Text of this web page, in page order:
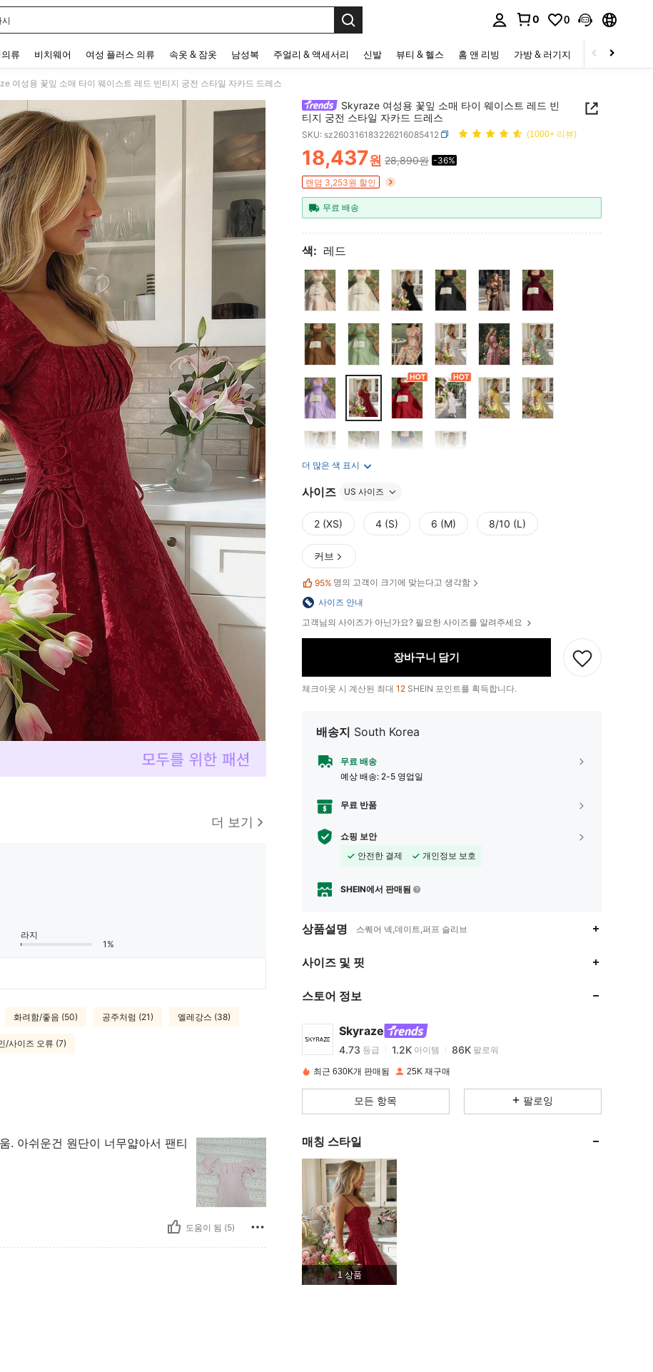
시
0 0
류 비치웨어 여성 플러스 의류 속옷 & 잠옷 남성복 주얼리 & 액세서리 신발 뷰티 & 헬스 홈 앤 리빙 가방 & 러기지 스포츠 & 아웃
여성용 꽃잎 소매 타이 웨이스트 레드 빈티지 궁전 스타일 자카드 드레스
더 보기
라지
1%
화려함/좋음 (50) 공주처럼 (21) 엘레강스 (38)
/사이즈 오류 (7)
. 아쉬운건 원단이 너무얇아서 팬티
도움이 됨 (5)
Skyraze 여성용 꽃잎 소매 타이 웨이스트 레드 빈
티지 궁전 스타일 자카드 드레스
SKU: sz260316183226216085412 (1000+ 리뷰)
PRICE AND AVAILABILITY
18,437원 28,890원 -36%
랜덤 3,253원 할인
무료 배송
색: 레드
더 많은 색 표시
사이즈 US 사이즈
2 (XS) 4 (S) 6 (M) 8/10 (L)
커브
95% 명의 고객이 크기에 맞는다고 생각함
사이즈 안내
고객님의 사이즈가 아닌가요? 필요한 사이즈를 알려주세요
장바구니 담기
체크아웃 시 계산된 최대 12 SHEIN 포인트를 획득합니다.
배송지 South Korea
무료 배송
예상 배송: 2-5 영업일
무료 반품
쇼핑 보안
안전한 결제
개인정보 보호
SHEIN에서 판매됨
상품설명 스퀘어 넥,데이트,퍼프 슬리브
사이즈 및 핏
스토어 정보
Skyraze
4.73
4.73
4.73 등급 1.2K 아이템 86K 팔로워
j***0 이(가)하루 전에지불됨
4.73 1.2K 86K
4.73 1.2K
4.73 1.2K
4.73 1.2K
최근 630K개 판매됨 25K 재구매
모든 항목 팔로잉
매칭 스타일
1 상품